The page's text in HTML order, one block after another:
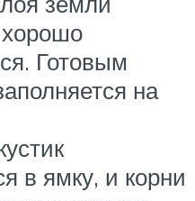
Готовым
на
в ямку, и корни